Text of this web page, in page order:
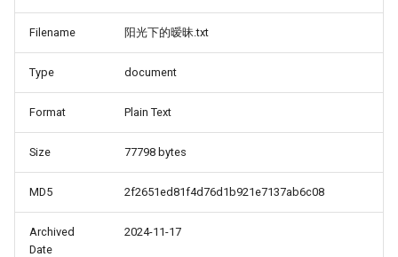
Filename 阳光下的暧昧.txt
Type document
Format Plain Text
Size 77798 bytes
MD5 2f2651ed81f4d76d1b921e7137ab6c08
Archived
Date
2024-11-17